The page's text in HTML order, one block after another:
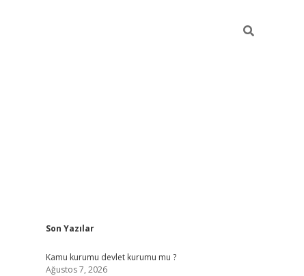
Sidebar
Son Yazılar
Kamu kurumu devlet kurumu mu ?
Ağustos 7, 2026